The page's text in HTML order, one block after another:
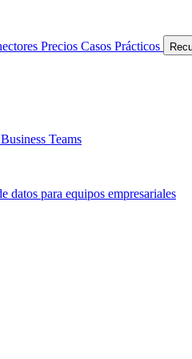
Precios Casos Prácticos
Teams
datos para equipos empresariales